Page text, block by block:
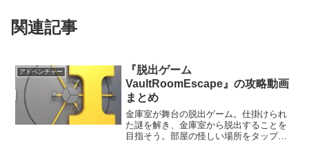
関連記事
アドベンチャー
『脱出ゲーム
VaultRoomEscape』の攻略動画
まとめ
金庫室が舞台の脱出ゲーム。仕掛けられ
た謎を解き、金庫室から脱出することを
目指そう。部屋の怪しい場所をタップし